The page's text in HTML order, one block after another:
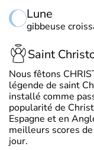
Lune
gibbeuse
Saint
Nous fêtons
légende de saint
installé comme
popularité de
Espagne et en
meilleurs scores
jour.